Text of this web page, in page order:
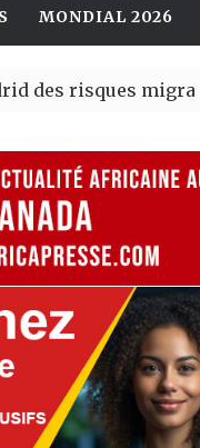
MONDIAL 2026
migratoires